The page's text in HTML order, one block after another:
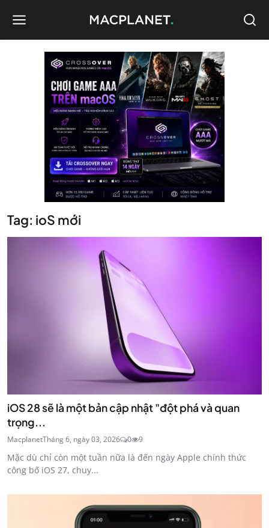
Tag: ioS mới
iOS 28 sẽ là một bản cập nhật "đột phá và quan
trọng...
MacplanetTháng 6, ngày 03, 2026 0 9
Mặc dù chỉ còn một tuần nữa là đến ngày Apple chính thức
công bố iOS 27, chuy...